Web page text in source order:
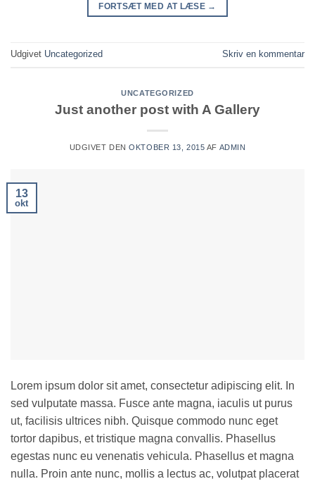
FORTSÆT MED AT LÆSE →
Udgivet Uncategorized Skriv en kommentar
UNCATEGORIZED
Just another post with A Gallery
UDGIVET DENOKTOBER 13, 2015 AF ADMIN
13
okt
Lorem ipsum dolor sit amet, consectetur adipiscing elit. In
sed vulputate massa. Fusce ante magna, iaculis ut purus
ut, facilisis ultrices nibh. Quisque commodo nunc eget
tortor dapibus, et tristique magna convallis. Phasellus
egestas nunc eu venenatis vehicula. Phasellus et magna
nulla. Proin ante nunc, mollis a lectus ac, volutpat placerat